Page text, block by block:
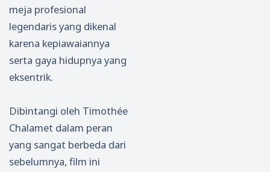
meja profesional
legendaris yang dikenal
karena kepiawaiannya
serta gaya hidupnya yang
eksentrik.
Dibintangi oleh Timothée
Chalamet dalam peran
yang sangat berbeda dari
sebelumnya, film ini